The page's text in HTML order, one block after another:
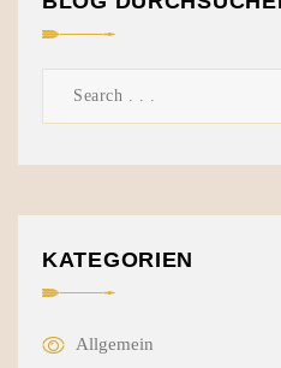
KATEGORIEN
Allgemein